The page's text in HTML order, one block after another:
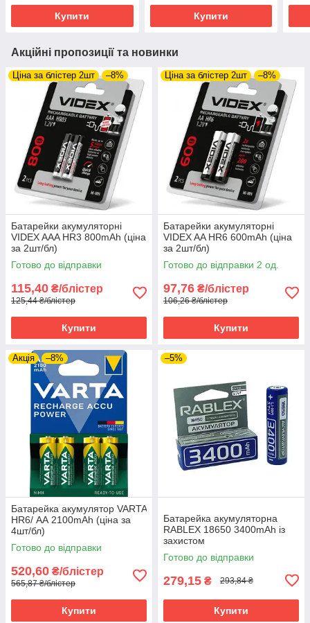
Купити Купити
Акційні пропозиції та новинки
Ціна за блістер 2шт –8%
Батарейки акумуляторні
VIDEX AАA HR3 800mAh (ціна
за 2шт/бл)
Готово до відправки
115,40 ₴/блістер
125,44 ₴/блістер
Купити
Ціна за блістер 2шт –8%
Батарейки акумуляторні
VIDEX AA HR6 600mAh (ціна
за 2шт/бл)
Готово до відправки 2 од.
97,76 ₴/блістер
106,26 ₴/блістер
Купити
Акція –8%
Батарейка акумулятор VARTA
HR6/ АА 2100mAh (ціна за
4шт/бл)
Готово до відправки
520,60 ₴/блістер
565,87 ₴/блістер
Купити
–5%
Батарейка акумуляторна
RABLEX 18650 3400mAh із
захистом
Готово до відправки
279,15 ₴ 293,84 ₴
Купити